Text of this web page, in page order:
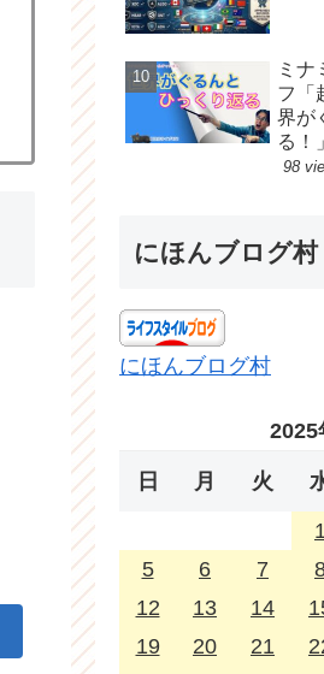
ミナ
フ「
界が
る！」
98
にほんブログ村
にほんブログ村
2025
日 月 火
5
6 7
12
13 14
19
20 21